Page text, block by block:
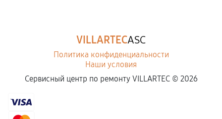
VILLARTECASC
Политика конфиденциальности
Наши условия
Сервисный центр по ремонту VILLARTEC © 2026